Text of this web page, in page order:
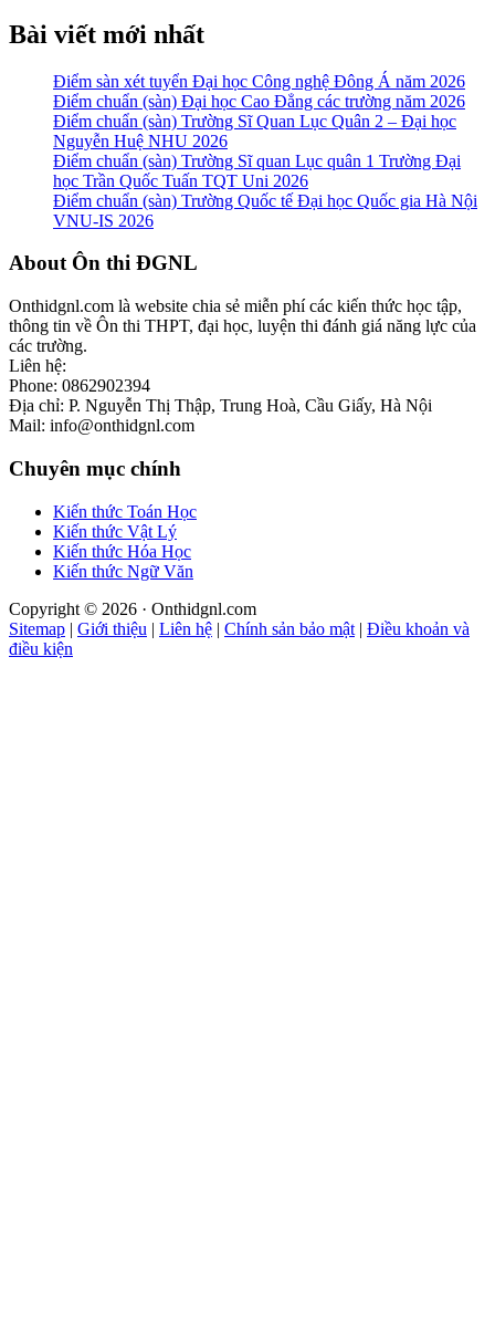
Bài viết mới nhất
Điểm sàn xét tuyển Đại học Công nghệ Đông Á năm 2026
Điểm chuẩn (sàn) Đại học Cao Đẳng các trường năm 2026
Điểm chuẩn (sàn) Trường Sĩ Quan Lục Quân 2 – Đại học
Nguyễn Huệ NHU 2026
Điểm chuẩn (sàn) Trường Sĩ quan Lục quân 1 Trường Đại
học Trần Quốc Tuấn TQT Uni 2026
Điểm chuẩn (sàn) Trường Quốc tế Đại học Quốc gia Hà Nội
VNU-IS 2026
Footer
About Ôn thi ĐGNL
Onthidgnl.com là website chia sẻ miễn phí các kiến thức học tập,
thông tin về Ôn thi THPT, đại học, luyện thi đánh giá năng lực của
các trường.
Liên hệ:
Phone: 0862902394
Địa chỉ: P. Nguyễn Thị Thập, Trung Hoà, Cầu Giấy, Hà Nội
Mail: info@onthidgnl.com
Chuyên mục chính
Kiến thức Toán Học
Kiến thức Vật Lý
Kiến thức Hóa Học
Kiến thức Ngữ Văn
Copyright © 2026 · Onthidgnl.com
Sitemap | Giới thiệu | Liên hệ | Chính sản bảo mật | Điều khoản và
điều kiện